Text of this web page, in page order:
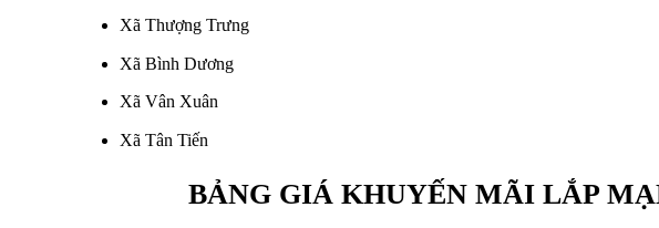
Xã Thượng Trưng
Xã Bình Dương
Xã Vân Xuân
Xã Tân Tiến
BẢNG GIÁ KHUYẾN MÃI LẮP